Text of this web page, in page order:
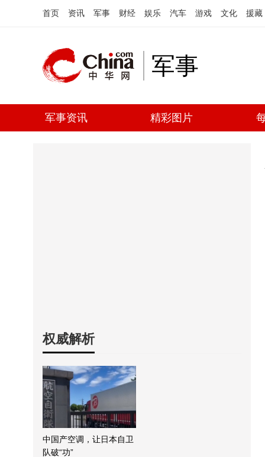
首页 资讯 军事 财经 娱乐 汽车 游戏 文化 援藏
军事
军事资讯 精彩图片
权威解析
中国产空调，让日本自卫
队破“功”